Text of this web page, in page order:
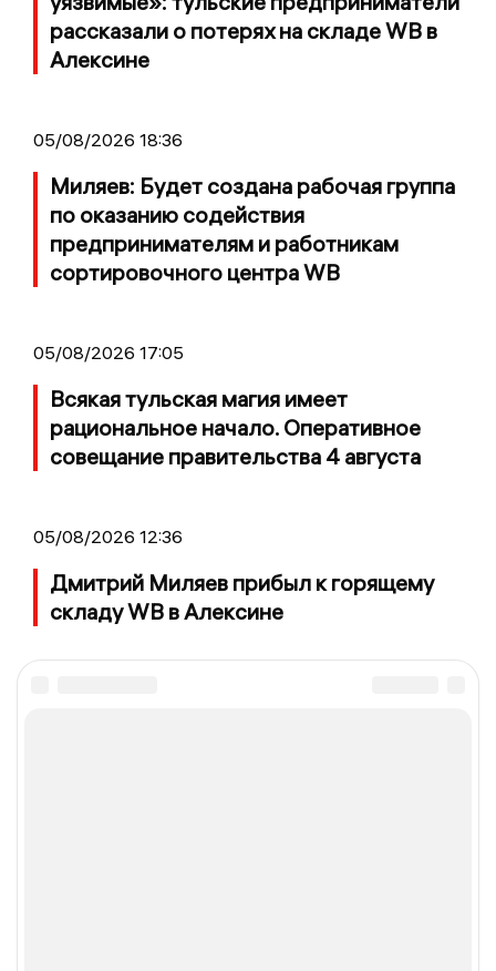
рассказали о потерях на складе WB в
Алексине
05/08/2026 18:36
Миляев: Будет создана рабочая группа
по оказанию содействия
предпринимателям и работникам
сортировочного центра WB
05/08/2026 17:05
Всякая тульская магия имеет
рациональное начало. Оперативное
совещание правительства 4 августа
05/08/2026 12:36
Дмитрий Миляев прибыл к горящему
складу WB в Алексине